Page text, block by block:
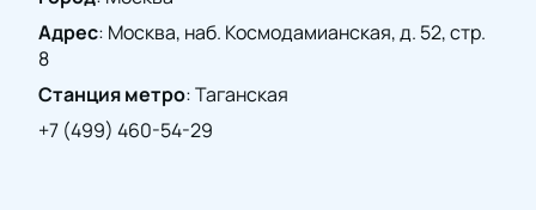
Адрес: Москва, наб. Космодамианская, д. 52, стр.
8
Станция метро:Таганская
+7 (499) 460-54-29